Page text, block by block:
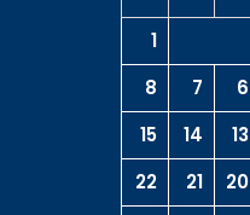
1
6
7
8
13
14
15
20
21
22